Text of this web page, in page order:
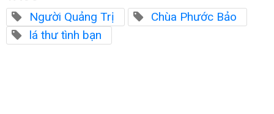
Người Quảng Trị
Chùa Phước Bảo
lá thư tình bạn